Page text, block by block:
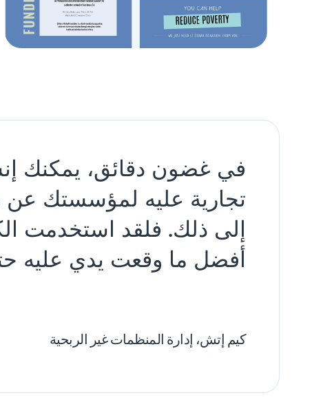
في غضون دقائق، يمكنك
تجارية عليه لمؤسستك
إلى ذلك. فلقد استخدمت
أفضل ما وقعت يدي عليه
كيم إتش، إدارة المنظمات غير الربحية